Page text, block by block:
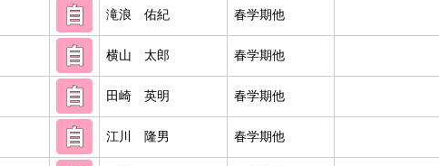
滝浪 佑紀 春学期他
横山 太郎 春学期他
田崎 英明 春学期他
江川 隆男 春学期他